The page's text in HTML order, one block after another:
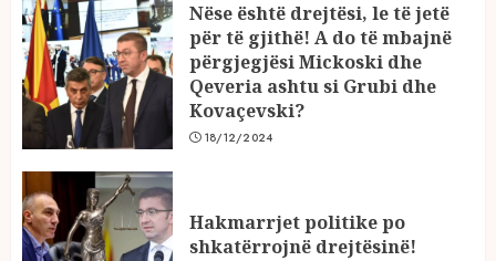
Nëse është drejtësi, le të jetë
për të gjithë! A do të mbajnë
përgjegjësi Mickoski dhe
Qeveria ashtu si Grubi dhe
Kovaçevski?
18/12/2024
Hakmarrjet politike po
shkatërrojnë drejtësinë!